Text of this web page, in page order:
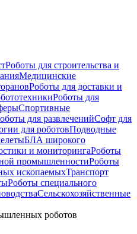
Роботы для строительства и
Медицинские
Роботы для доставки и
Роботы для
Спортивные
для развлеченийСофт для
для роботовПодводные
БЛА широкого
и мониторингаРоботы
промышленностиРоботы
ископаемыхТранспорт
Роботы специального
Сельскохозяйственные
роботов